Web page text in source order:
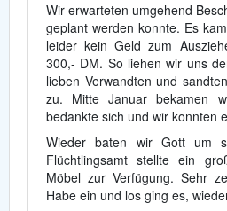
Wir erwarteten umgehend
geplant werden konnte. Es
leider kein Geld zum
300,- DM. So liehen wir uns
lieben Verwandten und
zu. Mitte Januar bekamen
bedankte sich und wir konnten
Wieder baten wir Gott um
Flüchtlingsamt stellte ein
Möbel zur Verfügung. Sehr
Habe ein und los ging es,